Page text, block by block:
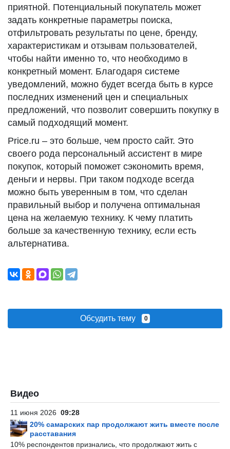
приятной. Потенциальный покупатель может
задать конкретные параметры поиска,
отфильтровать результаты по цене, бренду,
характеристикам и отзывам пользователей,
чтобы найти именно то, что необходимо в
конкретный момент. Благодаря системе
уведомлений, можно будет всегда быть в курсе
последних изменений цен и специальных
предложений, что позволит совершить покупку в
самый подходящий момент.
Price.ru – это больше, чем просто сайт. Это
своего рода персональный ассистент в мире
покупок, который поможет сэкономить время,
деньги и нервы. При таком подходе всегда
можно быть уверенным в том, что сделан
правильный выбор и получена оптимальная
цена на желаемую технику. К чему платить
больше за качественную технику, если есть
альтернатива.
Обсудить тему 0
Видео
11 июня 2026 09:28
20% самарских пар продолжают жить вместе после
расставания
10% респондентов признались, что продолжают жить с